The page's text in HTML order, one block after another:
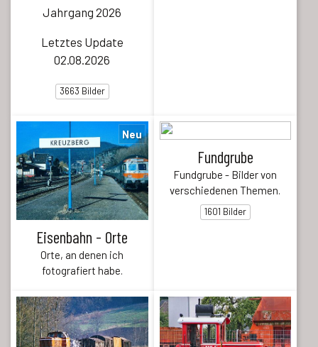
Jahrgang 2026
Letztes Update
02.08.2026
3663 Bilder
Neu
Eisenbahn - Orte
Orte, an denen ich
fotografiert habe.
Fundgrube
Fundgrube - Bilder von
verschiedenen Themen.
1601 Bilder